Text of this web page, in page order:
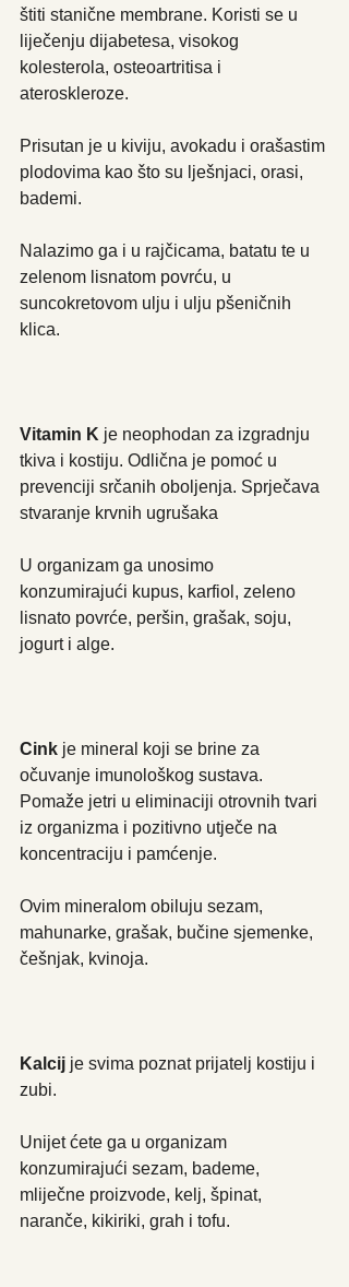
štiti stanične membrane. Koristi se u
liječenju dijabetesa, visokog
kolesterola, osteoartritisa i
ateroskleroze.
Prisutan je u kiviju, avokadu i orašastim
plodovima kao što su lješnjaci, orasi,
bademi.
Nalazimo ga i u rajčicama, batatu te u
zelenom lisnatom povrću, u
suncokretovom ulju i ulju pšeničnih
klica.
Vitamin K je neophodan za izgradnju
tkiva i kostiju. Odlična je pomoć u
prevenciji srčanih oboljenja. Sprječava
stvaranje krvnih ugrušaka
U organizam ga unosimo
konzumirajući kupus, karfiol, zeleno
lisnato povrće, peršin, grašak, soju,
jogurt i alge.
Cink je mineral koji se brine za
očuvanje imunološkog sustava.
Pomaže jetri u eliminaciji otrovnih tvari
iz organizma i pozitivno utječe na
koncentraciju i pamćenje.
Ovim mineralom obiluju sezam,
mahunarke, grašak, bučine sjemenke,
češnjak, kvinoja.
Kalcij je svima poznat prijatelj kostiju i
zubi.
Unijet ćete ga u organizam
konzumirajući sezam, bademe,
mliječne proizvode, kelj, špinat,
naranče, kikiriki, grah i tofu.